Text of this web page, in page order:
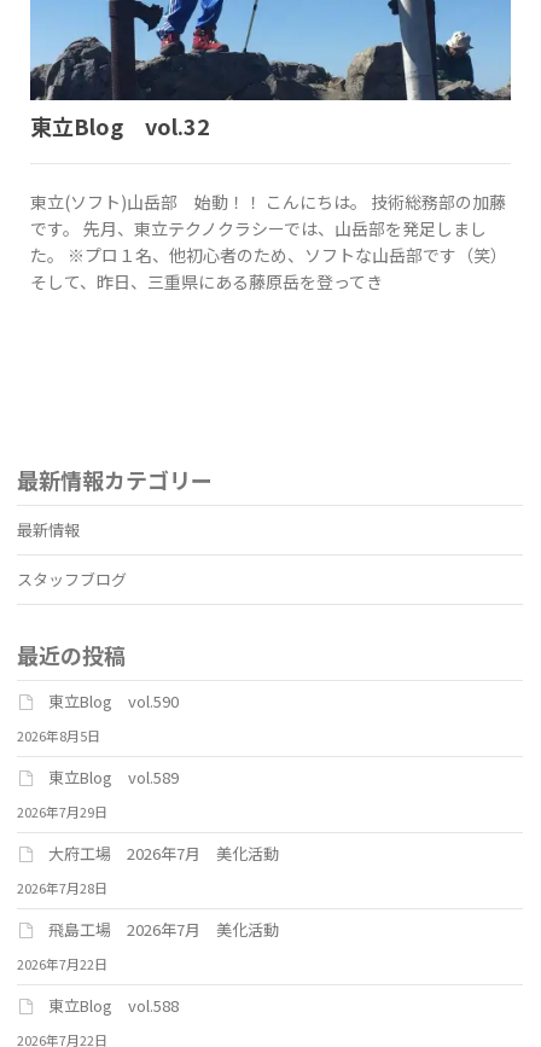
東立Blog vol.32
東立(ソフト)山岳部 始動！！ こんにちは。 技術総務部の加藤
です。 先月、東立テクノクラシーでは、山岳部を発足しまし
た。 ※プロ１名、他初心者のため、ソフトな山岳部です（笑）
そして、昨日、三重県にある藤原岳を登ってき
最新情報カテゴリー
最新情報
スタッフブログ
最近の投稿
東立Blog vol.590
2026年8月5日
東立Blog vol.589
2026年7月29日
大府工場 2026年7月 美化活動
2026年7月28日
飛島工場 2026年7月 美化活動
2026年7月22日
東立Blog vol.588
2026年7月22日